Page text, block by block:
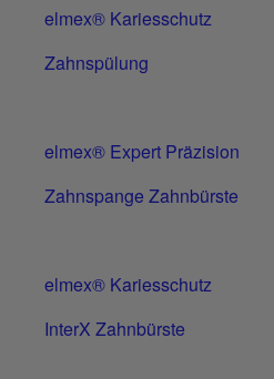
elmex® Kariesschutz
Zahnspülung
elmex® Expert Präzision
Zahnspange Zahnbürste
elmex® Kariesschutz
InterX Zahnbürste